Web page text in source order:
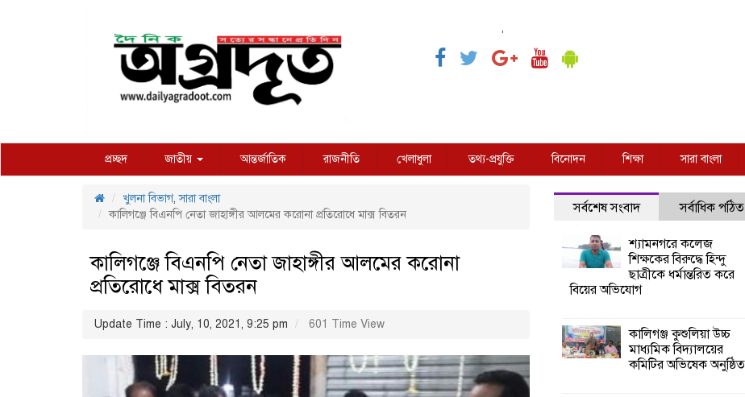
,
প্রচ্ছদ জাতীয় আন্তর্জাতিক রাজনীতি খেলাধুলা তথ্য-প্রযুক্তি বিনোদন শিক্ষা সারা বাংলা
খুলনা বিভাগ,সারা বাংলা
কালিগঞ্জে বিএনপি নেতা জাহাঙ্গীর আলমের করোনা প্রতিরোধে মাক্স বিতরন
কালিগঞ্জে বিএনপি নেতা জাহাঙ্গীর আলমের করোনা
প্রতিরোধে মাক্স বিতরন
Update Time : July, 10, 2021, 9:25 pm 601 Time View
সর্বশেষ সংবাদ সর্বাধিক পঠিত
শ্যামনগরে কলেজ
শিক্ষকের বিরুদ্ধে হিন্দু
ছাত্রীকে ধর্মান্তরিত করে
বিয়ের অভিযোগ
কালিগঞ্জ কুশুলিয়া উচ্চ
মাধ্যমিক বিদ্যালয়ের
কমিটির অভিষেক অনুষ্ঠিত